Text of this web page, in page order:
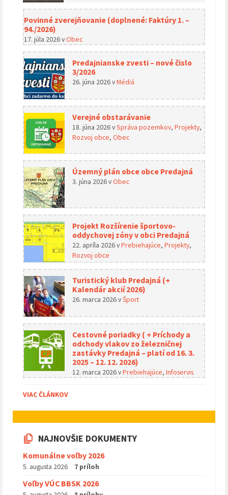
Povinné zverejňovanie (doplnené: Faktúry 1. –
94./2026)
17. júla 2026vObec
Predajnianske zvesti – nové čislo
3/2026
26. júna 2026vMédiá
Verejné obstarávanie
18. júna 2026vSpráva pozemkov, Projekty,
Rozvoj obce, Obec
Územný plán obce obce Predajná
3. júna 2026vObec
Projekt Rozšírenie športovo-
oddychovej zóny v obci Predajná
22. apríla 2026vPrebiehajúce, Projekty,
Rozvoj obce
Turistický klub Predajná (+
Kalendár akcií 2026)
26. marca 2026vŠport
Cestovné poriadky ( + Príchody a
odchody vlakov zo železničnej
zastávky Predajná – platí od 16. 3.
2025 – 12. 12. 2026)
12. marca 2026vPrebiehajúce, Infoservis
VIAC ČLÁNKOV
NAJNOVŠIE DOKUMENTY
Komunálne voľby 2026
5. augusta 2026 7 príloh
Voľby VÚC BBSK 2026